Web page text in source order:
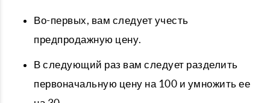
Во-первых, вам следует учесть
предпродажную цену.
В следующий раз вам следует разделить
первоначальную цену на 100 и умножить ее